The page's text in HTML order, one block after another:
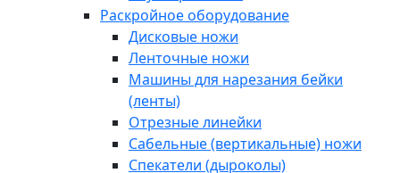
Раскройное оборудование
Дисковые ножи
Ленточные ножи
Машины для нарезания бейки
(ленты)
Отрезные линейки
Сабельные (вертикальные) ножи
Спекатели (дыроколы)